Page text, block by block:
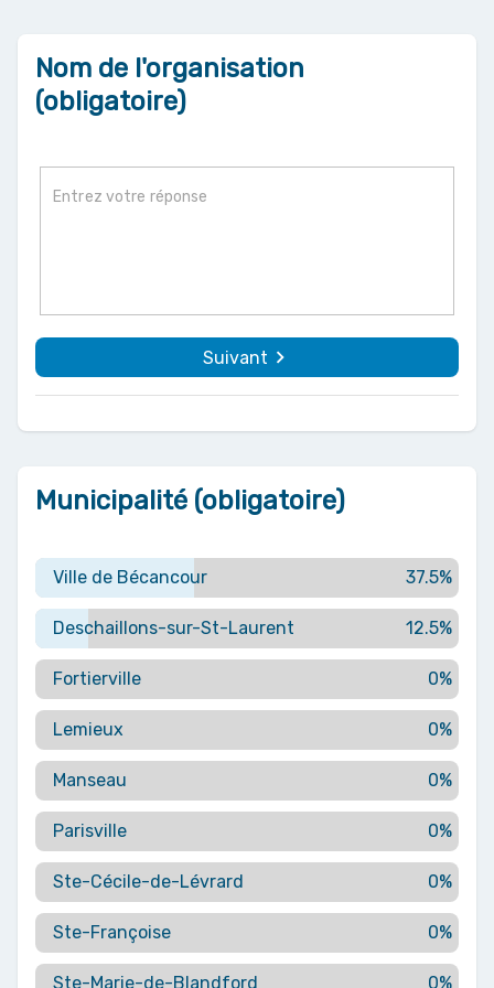
Nom de l'organisation
(obligatoire)
Suivant navigate_next
Municipalité (obligatoire)
Ville de Bécancour 37.5%
Deschaillons-sur-St-Laurent 12.5%
Fortierville 0%
Lemieux 0%
Manseau 0%
Parisville 0%
Ste-Cécile-de-Lévrard 0%
Ste-Françoise 0%
Ste-Marie-de-Blandford 0%